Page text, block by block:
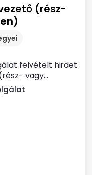
(rész-
felvételt hirdet
vagy...